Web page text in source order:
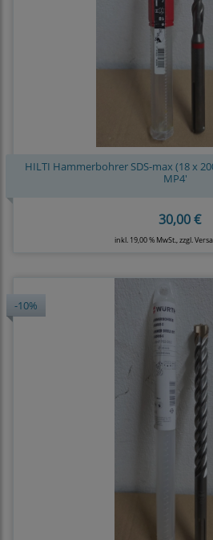
HILTI Hammerbohrer SDS-max (18 x
MP4'
30,00 €
inkl. 19,00 % MwSt., zzgl.
-10%